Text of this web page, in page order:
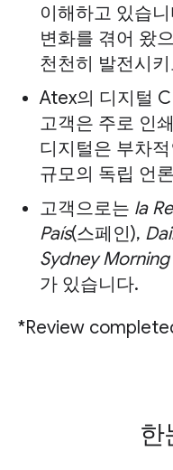
이해하고 있습
변화를 겪어 왔
천천히 발전시
Atex의 디지털
고객은 주로 인
디지털은 부차
규모의 독립 언
고객으로는 la
País(스페인),
Sydney
가 있습니다.
*Review
한